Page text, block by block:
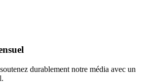
durablement notre média avec un